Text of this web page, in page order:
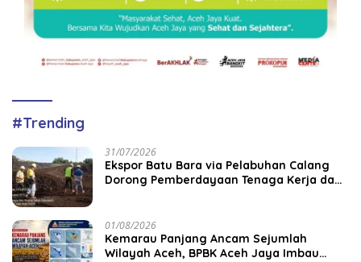
#Trending
31/07/2026
‎Ekspor Batu Bara via Pelabuhan Calang
Dorong Pemberdayaan Tenaga Kerja dan
01/08/2026
Kemarau Panjang Ancam Sejumlah
Wilayah Aceh, BPBK Aceh Jaya Imbau